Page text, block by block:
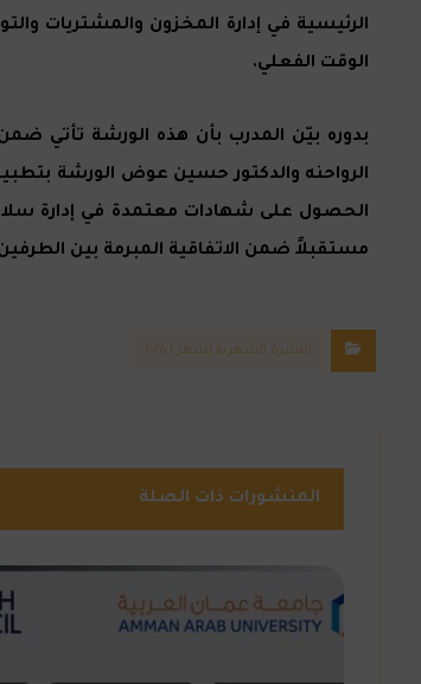
الوقت الفعلي.
بدوره بيّن المدرب بأن هذه الورشة تأتي
مستقبلاً ضمن الاتفاقية المبرمة بين
النشرة الشهرية لشهر ١ ٢٠٢٥
المنشورات ذات الصلة